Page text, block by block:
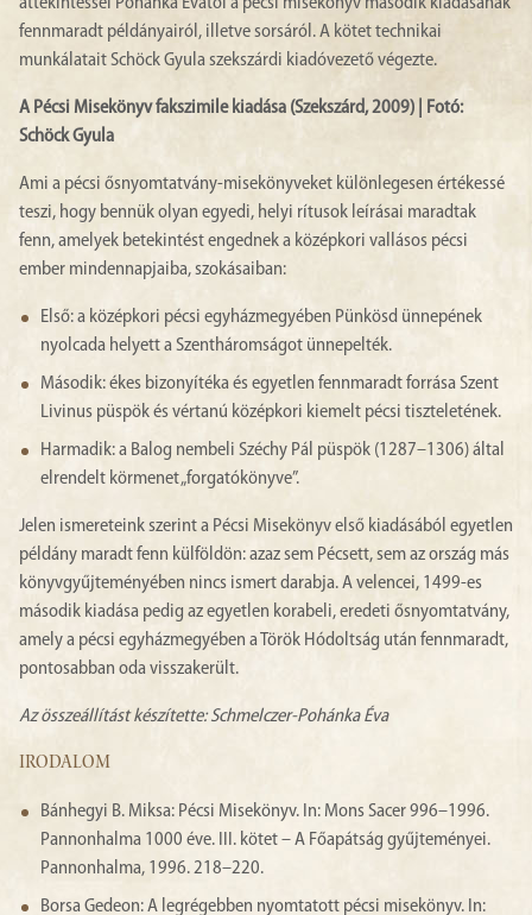
fennmaradt példányairól, illetve sorsáról. A kötet technikai
munkálatait Schöck Gyula szekszárdi kiadóvezető végezte.
A Pécsi Misekönyv fakszimile kiadása (Szekszárd, 2009) | Fotó:
Schöck Gyula
Ami a pécsi ősnyomtatvány-misekönyveket különlegesen értékessé
teszi, hogy bennük olyan egyedi, helyi rítusok leírásai maradtak
fenn, amelyek betekintést engednek a középkori vallásos pécsi
ember mindennapjaiba, szokásaiban:
Első: a középkori pécsi egyházmegyében Pünkösd ünnepének
nyolcada helyett a Szentháromságot ünnepelték.
Második: ékes bizonyítéka és egyetlen fennmaradt forrása Szent
Livinus püspök és vértanú középkori kiemelt pécsi tiszteletének.
Harmadik: a Balog nembeli Széchy Pál püspök (1287–1306) által
elrendelt körmenet „forgatókönyve”.
Jelen ismereteink szerint a Pécsi Misekönyv első kiadásából egyetlen
példány maradt fenn külföldön: azaz sem Pécsett, sem az ország más
könyvgyűjteményében nincs ismert darabja. A velencei, 1499-es
második kiadása pedig az egyetlen korabeli, eredeti ősnyomtatvány,
amely a pécsi egyházmegyében a Török Hódoltság után fennmaradt,
pontosabban oda visszakerült.
Az összeállítást készítette: Schmelczer-Pohánka Éva
IRODALOM
Bánhegyi B. Miksa: Pécsi Misekönyv. In: Mons Sacer 996–1996.
Pannonhalma 1000 éve. III. kötet – A Főapátság gyűjteményei.
Pannonhalma, 1996. 218–220.
Borsa Gedeon: A legrégebben nyomtatott pécsi misekönyv. In: